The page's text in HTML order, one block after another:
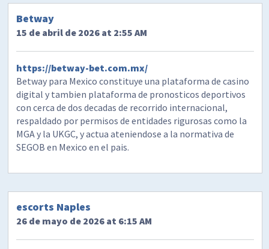
Betway
15 de abril de 2026 at 2:55 AM
https://betway-bet.com.mx/
Betway para Mexico constituye una plataforma de casino
digital y tambien plataforma de pronosticos deportivos
con cerca de dos decadas de recorrido internacional,
respaldado por permisos de entidades rigurosas como la
MGA y la UKGC, y actua ateniendose a la normativa de
SEGOB en Mexico en el pais.
escorts Naples
26 de mayo de 2026 at 6:15 AM